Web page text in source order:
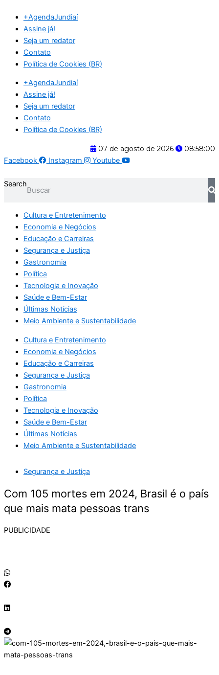
para
conteúdo
+AgendaJundiaí
Assine já!
Seja um redator
Contato
Política de Cookies (BR)
+AgendaJundiaí
Assine já!
Seja um redator
Contato
Política de Cookies (BR)
07 de agosto de 2026
08:58:00
Facebook
Instagram Youtube
Search
Cultura e Entretenimento
Economia e Negócios
Educação e Carreiras
Segurança e Justiça
Gastronomia
Política
Tecnologia e Inovação
Saúde e Bem-Estar
Últimas Notícias
Meio Ambiente e Sustentabilidade
Cultura e Entretenimento
Economia e Negócios
Educação e Carreiras
Segurança e Justiça
Gastronomia
Política
Tecnologia e Inovação
Saúde e Bem-Estar
Últimas Notícias
Meio Ambiente e Sustentabilidade
Segurança e Justiça
Com 105 mortes em 2024, Brasil é o país
que mais mata pessoas trans
PUBLICIDADE